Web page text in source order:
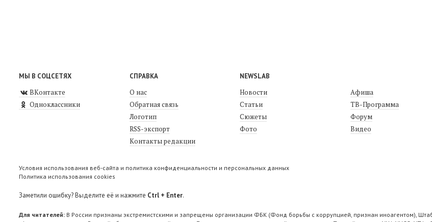
МЫ В СОЦСЕТЯХ
ВКонтакте
Одноклассники
СПРАВКА
О нас
Обратная связь
Логотип
RSS-экспорт
Контакты редакции
NEWSLAB
Новости
Статьи
Сюжеты
Фото
Афиша
ТВ-Программа
Форум
Видео
Условия использования веб-сайта и политика конфиденциальности и персональных данных
Политика использования cookies
Заметили ошибку? Выделите её и нажмите Ctrl + Enter.
Для читателей: В России признаны экстремистскими и запрещены организации ФБК (Фонд борьбы с коррупцией, признан иноагентом),